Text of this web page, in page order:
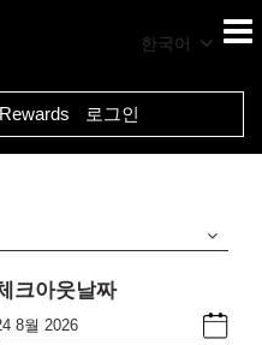
한국어
로그인
크아웃날짜